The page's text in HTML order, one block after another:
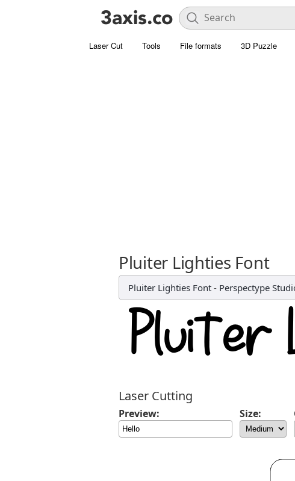
Laser Cut Tools File formats 3D Puzzle
Pluiter Lighties Font
Pluiter Lighties Font - Perspectype
Laser Cutting
Preview: Size: